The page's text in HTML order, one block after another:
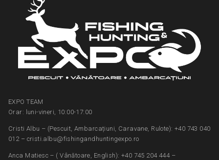
EXPO TEAM
Orar: luni-vineri, 10:00-17:00
Cristi Albu – (Pescuit, Ambarcațiuni, Caravane, Rulote): +40 743 040
012 – cristi.albu@fishingandhuntingexpo.ro
Anca Matiesc – ( Vânătoare, English): +40 745 204 444 –